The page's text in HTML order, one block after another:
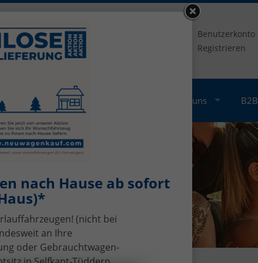
info@neuwagenkauf.com
Benutzerkonto
Registrieren
Gebrauchtwagen-Ankauf Über uns B2B
nach Hause ab sofort
(nicht bei
an Ihre
oder Gebrauchtwagen-